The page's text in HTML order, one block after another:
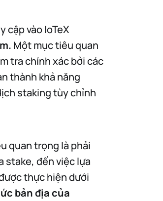
cập vào IoTeX
Một mục tiêu quan
tra chính xác bởi các
thành khả năng
staking tùy chỉnh
quan trọng là phải
stake, đến việc lựa
thực hiện dưới
bản địa của